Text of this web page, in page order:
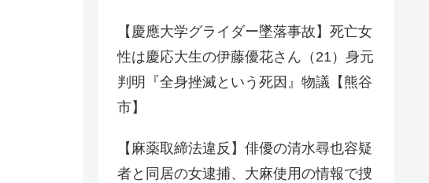
【慶應大学グライダー墜落事故】死亡女
性は慶応大生の伊藤優花さん（21）身元
判明『全身挫滅という死因』物議【熊谷
市】
【麻薬取締法違反】俳優の清水尋也容疑
者と同居の女逮捕、大麻使用の情報で捜